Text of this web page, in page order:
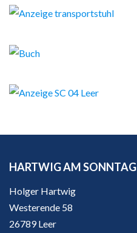
HARTWIG AM SONNTAG
Holger Hartwig
Westerende 58
26789 Leer